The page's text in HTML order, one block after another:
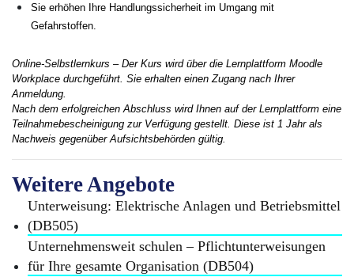
Sie erhöhen Ihre Handlungssicherheit im Umgang mit
Gefahrstoffen.
Online-Selbstlernkurs – Der Kurs wird über die Lernplattform Moodle
Workplace durchgeführt. Sie erhalten einen Zugang nach Ihrer
Anmeldung.
Nach dem erfolgreichen Abschluss wird Ihnen auf der Lernplattform eine
Teilnahmebescheinigung zur Verfügung gestellt. Diese ist 1 Jahr als
Nachweis gegenüber Aufsichtsbehörden gültig.
Weitere Angebote
Unterweisung: Elektrische Anlagen und Betriebsmittel
(DB505)
Unternehmensweit schulen – Pflichtunterweisungen
für Ihre gesamte Organisation (DB504)